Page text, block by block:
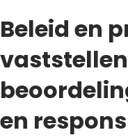
Beleid en
en respons